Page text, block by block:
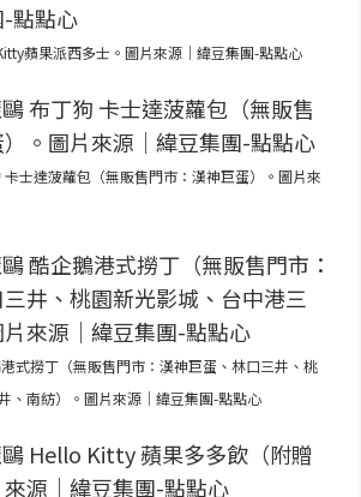
蘋果派西多士。圖片來源｜緯豆集團-點點心
士達菠蘿包（無販售門市：漢神巨蛋）。圖片來
式撈丁（無販售門市：漢神巨蛋、林口三井、桃
、南紡）。圖片來源｜緯豆集團-點點心